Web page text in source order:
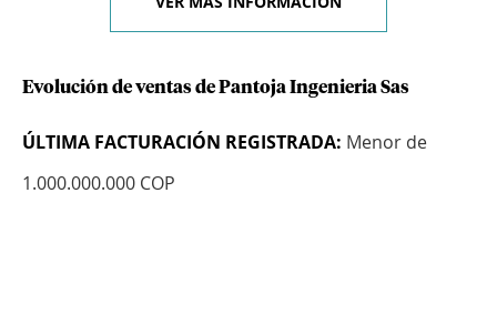
Evolución de ventas de Pantoja Ingenieria Sas
ÚLTIMA FACTURACIÓN REGISTRADA: Menor de
1.000.000.000 COP